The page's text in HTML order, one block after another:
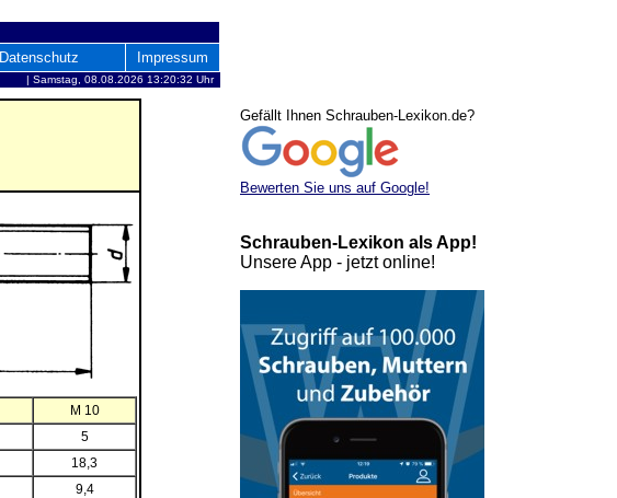
Datenschutz Impressum
| Samstag, 08.08.2026 13:20:32 Uhr
M 10
5
18,3
9,4
Gefällt Ihnen Schrauben-Lexikon.de?
Bewerten Sie uns auf Google!
Schrauben-Lexikon als App!
Unsere App - jetzt online!